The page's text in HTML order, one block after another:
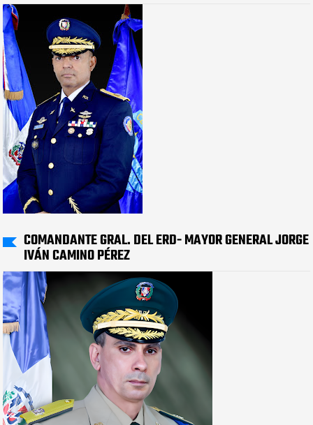
COMANDANTE GRAL. DEL ERD- MAYOR GENERAL JORGE
IVÁN CAMINO PÉREZ